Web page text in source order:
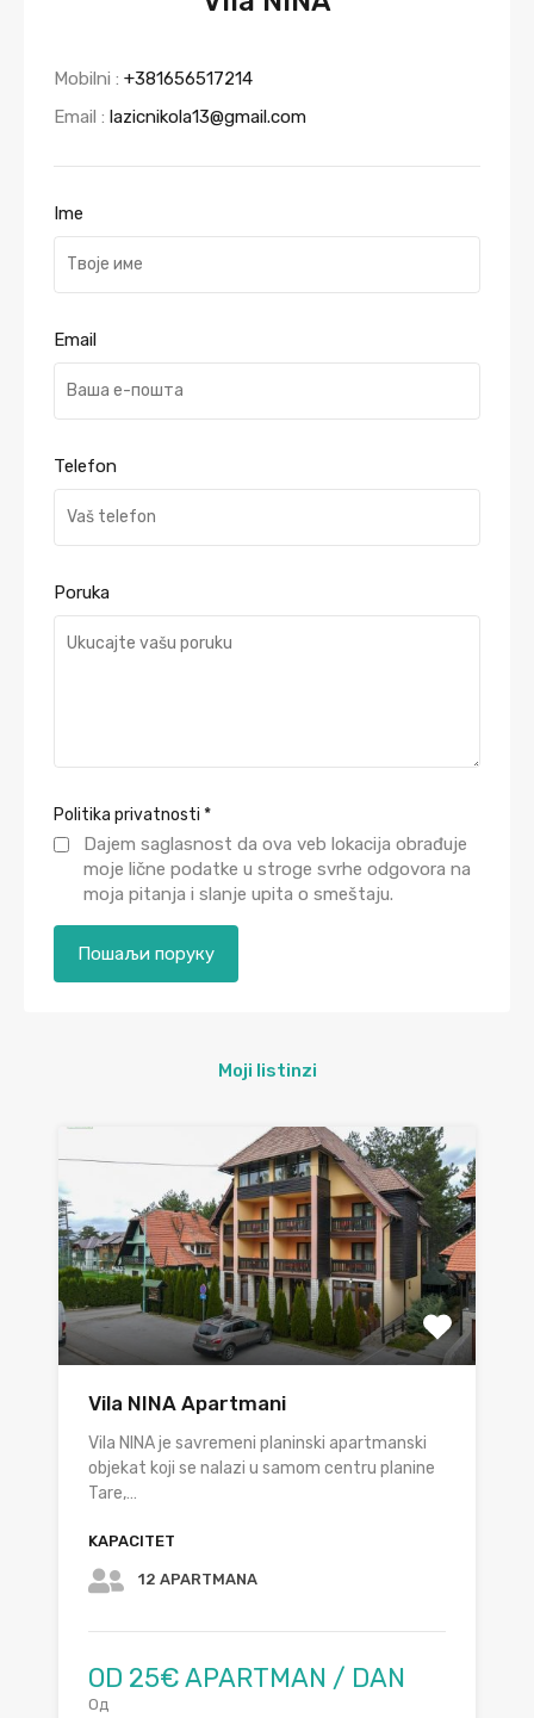
Mobilni : +381656517214
Email : lazicnikola13@gmail.com
Ime
Email
Telefon
Poruka
Politika privatnosti *
Dajem saglasnost da ova veb lokacija obrađuje
moje lične podatke u stroge svrhe odgovora na
moja pitanja i slanje upita o smeštaju.
Moji listinzi
Vila NINA Apartmani
Vila NINA je savremeni planinski apartmanski
objekat koji se nalazi u samom centru planine
Tare,…
KAPACITET
12 APARTMANA
OD 25€ APARTMAN / DAN
Од